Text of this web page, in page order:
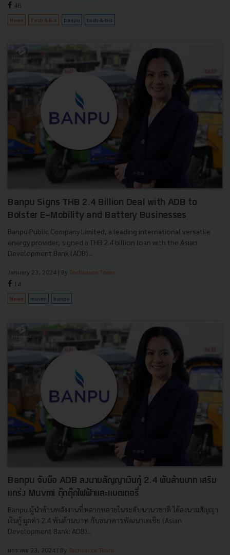
48
News Tech & Biz banpu tech-&-biz
Banpu Signs THB 2.4 Billion Deal with ADB to
Bolster E-Mobility and Battery Businesses
Banpu Public Company Limited, a leading international versatile
energy provider, signed a THB 2.4 billion loan with the Asian
Development Bank (ADB)...
January 23, 2024 | By Techsauce Team
14
News muvmi banpu
Banpu จับมือ ADB ลงนามสัญญาเงินกู้ 2.4 พันล้านบาท เสริม
แกร่ง Muvmi ตุ๊กตุ๊กไฟฟ้าและแบตเตอรี่
Banpu ผู้นำด้านพลังงานที่หลากหลายในระดับนานาชาติ ได้ลงนามสัญญา
เงินกู้ มูลค่า 2.4 พันล้านบาท กับธนาคารพัฒนาเอเชีย (Asian
Development Bank: ADB)...
มกราคม 23, 2024 | By Techsauce Team